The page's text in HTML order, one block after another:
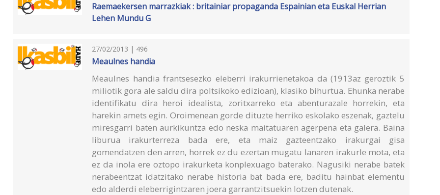
Raemaekersen marrazkiak : britainiar propaganda Espainian eta Euskal Herrian
Lehen Mundu G
27/02/2013 | 496
Meaulnes handia
Meaulnes handia frantsesezko eleberri irakurrienetakoa da (1913az geroztik 5
miliotik gora ale saldu dira poltsikoko edizioan), klasiko bihurtua. Ehunka nerabe
identifikatu dira heroi idealista, zoritxarreko eta abenturazale horrekin, eta
harekin amets egin. Oroimenean gorde dituzte herriko eskolako eszenak, gaztelu
miresgarri baten aurkikuntza edo neska maitatuaren agerpena eta galera. Baina
liburua irakurterreza bada ere, eta maiz gazteentzako irakurgai gisa
gomendatzen den arren, horrek ez du ezertan mugatu lanaren irakurle mota, eta
ez da inola ere oztopo irakurketa konplexuago baterako. Nagusiki nerabe batek
nerabeentzat idatzitako nerabe historia bat bada ere, baditu hainbat elementu
edo alderdi eleberrigintzaren joera garrantzitsuekin lotzen dutenak.